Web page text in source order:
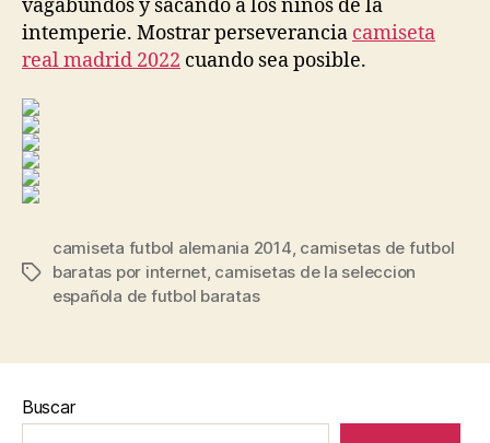
vagabundos y sacando a los niños de la
intemperie. Mostrar perseverancia camiseta
real madrid 2022 cuando sea posible.
Etiquetas
camiseta futbol alemania 2014, camisetas de futbol
baratas por internet, camisetas de la seleccion
española de futbol baratas
Buscar